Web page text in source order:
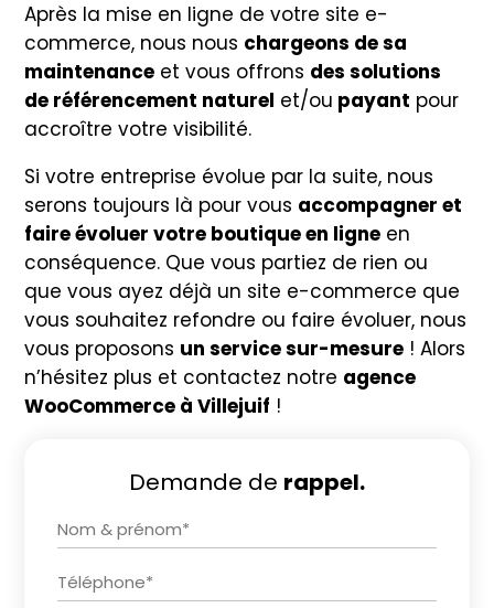
Après la mise en ligne de votre site e-
commerce, nous nous chargeons de sa
maintenance et vous offrons des solutions
de référencement naturel et/ou payant pour
accroître votre visibilité.
Si votre entreprise évolue par la suite, nous
serons toujours là pour vous accompagner et
faire évoluer votre boutique en ligne en
conséquence. Que vous partiez de rien ou
que vous ayez déjà un site e-commerce que
vous souhaitez refondre ou faire évoluer, nous
vous proposons un service sur-mesure ! Alors
n’hésitez plus et contactez notre agence
WooCommerce à Villejuif !
Demande de rappel.